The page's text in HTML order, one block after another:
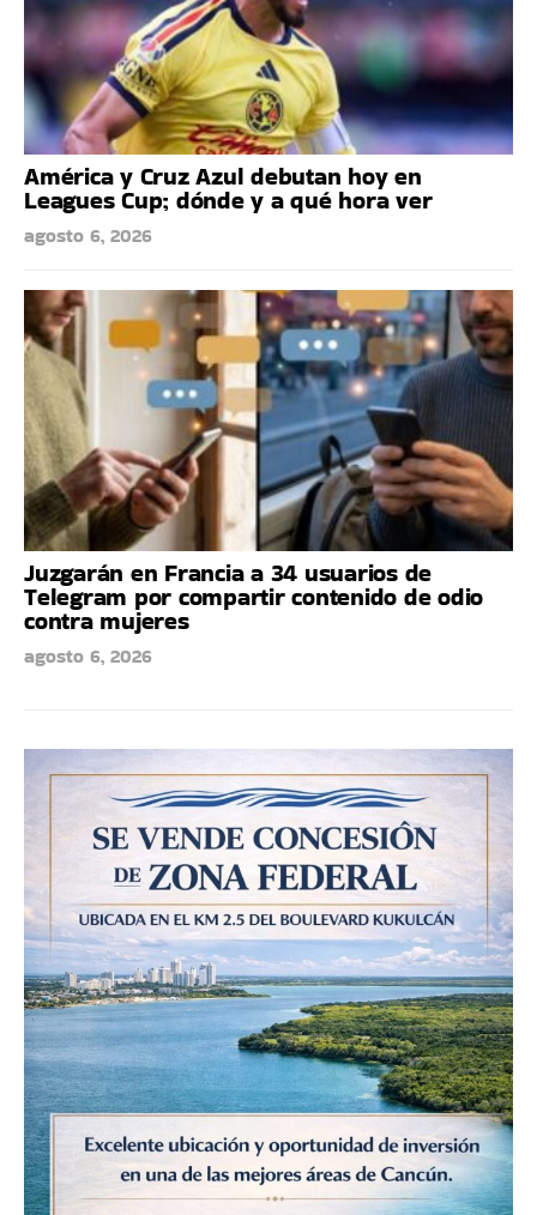
América y Cruz Azul debutan hoy en
Leagues Cup; dónde y a qué hora ver
agosto 6, 2026
Juzgarán en Francia a 34 usuarios de
Telegram por compartir contenido de odio
contra mujeres
agosto 6, 2026